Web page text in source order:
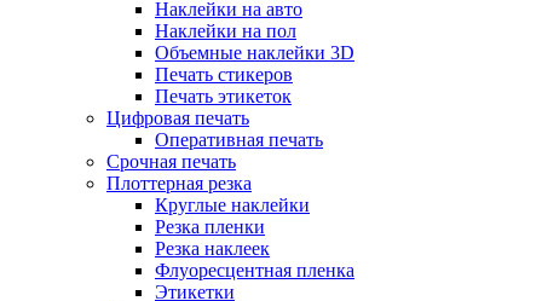
Наклейки на авто
Наклейки на пол
Объемные наклейки 3D
Печать стикеров
Печать этикеток
Цифровая печать
Оперативная печать
Срочная печать
Плоттерная резка
Круглые наклейки
Резка пленки
Резка наклеек
Флуоресцентная пленка
Этикетки